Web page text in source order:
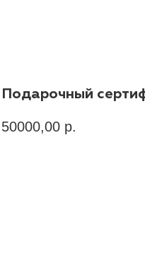
Подарочный
50000,00 р.